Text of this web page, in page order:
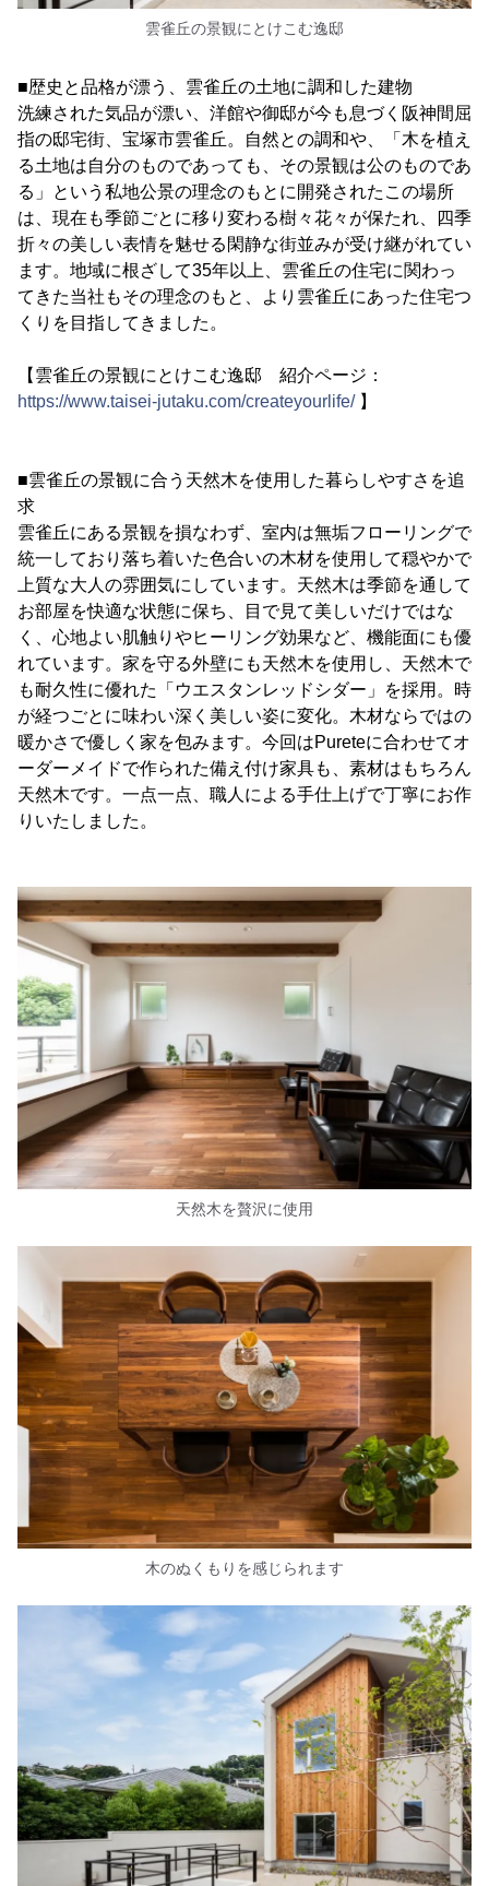
雲雀丘の景観にとけこむ逸邸
■歴史と品格が漂う、雲雀丘の土地に調和した建物
洗練された気品が漂い、洋館や御邸が今も息づく阪神間屈
指の邸宅街、宝塚市雲雀丘。自然との調和や、「木を植え
る土地は自分のものであっても、その景観は公のものであ
る」という私地公景の理念のもとに開発されたこの場所
は、現在も季節ごとに移り変わる樹々花々が保たれ、四季
折々の美しい表情を魅せる閑静な街並みが受け継がれてい
ます。地域に根ざして35年以上、雲雀丘の住宅に関わっ
てきた当社もその理念のもと、より雲雀丘にあった住宅つ
くりを目指してきました。
【雲雀丘の景観にとけこむ逸邸 紹介ページ：
https://www.taisei-jutaku.com/createyourlife/】
■雲雀丘の景観に合う天然木を使用した暮らしやすさを追
求
雲雀丘にある景観を損なわず、室内は無垢フローリングで
統一しており落ち着いた色合いの木材を使用して穏やかで
上質な大人の雰囲気にしています。天然木は季節を通して
お部屋を快適な状態に保ち、目で見て美しいだけではな
く、心地よい肌触りやヒーリング効果など、機能面にも優
れています。家を守る外壁にも天然木を使用し、天然木で
も耐久性に優れた「ウエスタンレッドシダー」を採用。時
が経つごとに味わい深く美しい姿に変化。木材ならではの
暖かさで優しく家を包みます。今回はPureteに合わせてオ
ーダーメイドで作られた備え付け家具も、素材はもちろん
天然木です。一点一点、職人による手仕上げで丁寧にお作
りいたしました。
天然木を贅沢に使用
木のぬくもりを感じられます